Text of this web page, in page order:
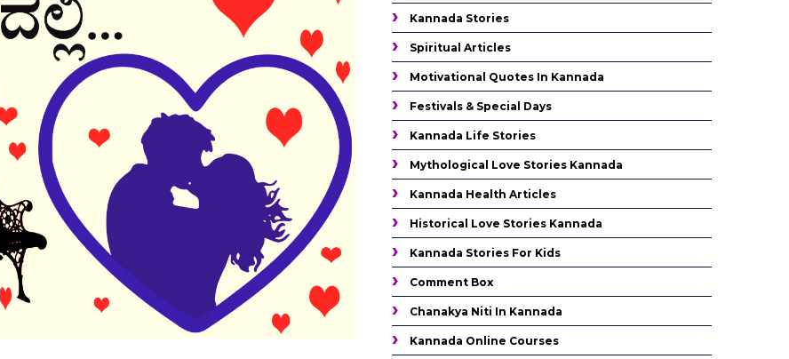
Kannada Stories
Spiritual Articles
Motivational Quotes In Kannada
Festivals & Special Days
Kannada Life Stories
Mythological Love Stories Kannada
Kannada Health Articles
Historical Love Stories Kannada
Kannada Stories For Kids
Comment Box
Chanakya Niti In Kannada
Kannada Online Courses